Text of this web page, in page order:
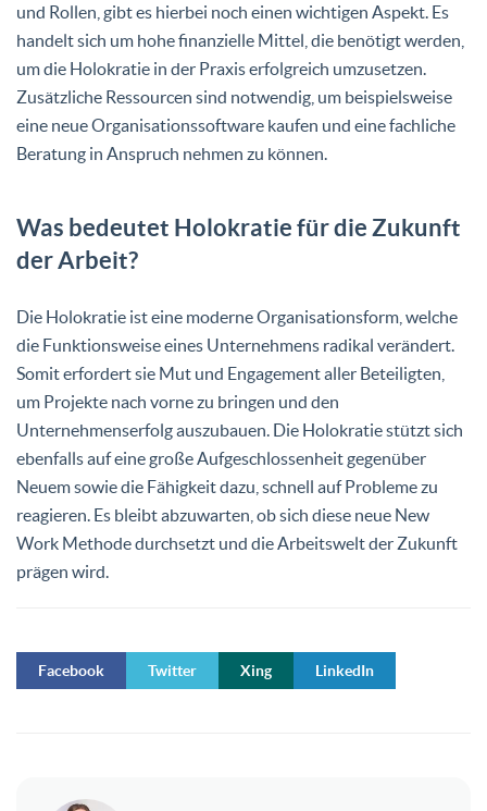
und Rollen, gibt es hierbei noch einen wichtigen Aspekt. Es
handelt sich um hohe finanzielle Mittel, die benötigt werden,
um die Holokratie in der Praxis erfolgreich umzusetzen.
Zusätzliche Ressourcen sind notwendig, um beispielsweise
eine neue Organisationssoftware kaufen und eine fachliche
Beratung in Anspruch nehmen zu können.
Was bedeutet Holokratie für die Zukunft
der Arbeit?
Die Holokratie ist eine moderne Organisationsform, welche
die Funktionsweise eines Unternehmens radikal verändert.
Somit erfordert sie Mut und Engagement aller Beteiligten,
um Projekte nach vorne zu bringen und den
Unternehmenserfolg auszubauen. Die Holokratie stützt sich
ebenfalls auf eine große Aufgeschlossenheit gegenüber
Neuem sowie die Fähigkeit dazu, schnell auf Probleme zu
reagieren. Es bleibt abzuwarten, ob sich diese neue New
Work Methode durchsetzt und die Arbeitswelt der Zukunft
prägen wird.
Facebook Twitter Xing LinkedIn